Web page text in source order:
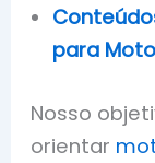
para Moto
Nosso
orientar